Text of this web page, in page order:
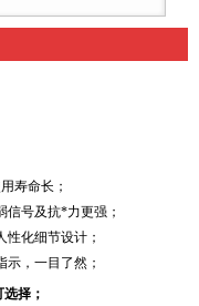
寿命长；
号及抗*力更强；
化细节设计；
，一目了然；
择；